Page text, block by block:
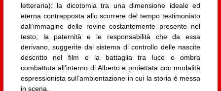
letteraria): la dicotomia tra una dimensione ideale ed
eterna contrapposta allo scorrere del tempo testimoniato
dall’immagine delle rovine costantemente presente nel
testo; la paternità e le responsabilità che da essa
derivano, suggerite dal sistema di controllo delle nascite
descritto nel film e la battaglia tra luce e ombra
combattuta all’interno di Alberto e proiettata con modalità
espressionista sull’ambientazione in cui la storia è messa
in scena.